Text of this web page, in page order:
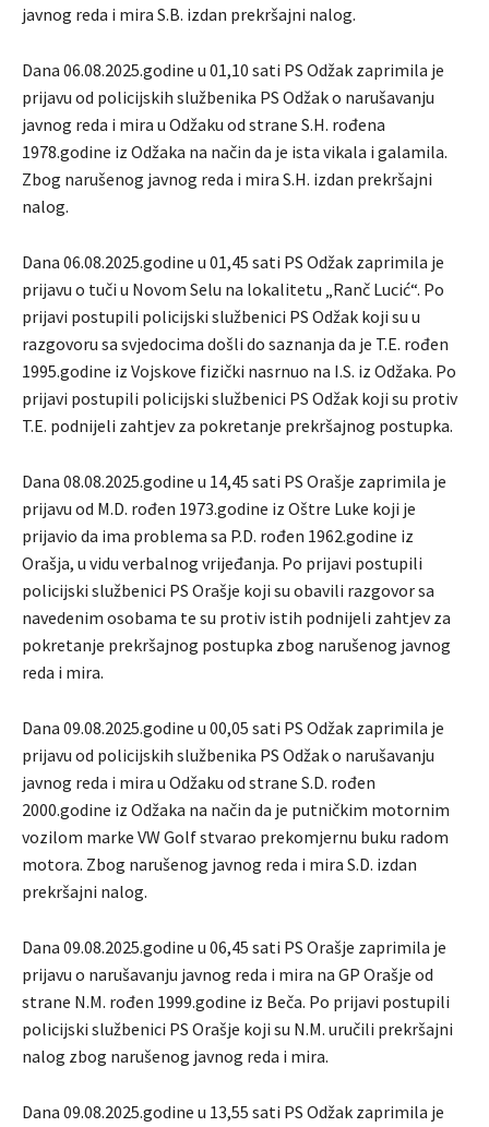
javnog reda i mira S.B. izdan prekršajni nalog.
Dana 06.08.2025.godine u 01,10 sati PS Odžak zaprimila je
prijavu od policijskih službenika PS Odžak o narušavanju
javnog reda i mira u Odžaku od strane S.H. rođena
1978.godine iz Odžaka na način da je ista vikala i galamila.
Zbog narušenog javnog reda i mira S.H. izdan prekršajni
nalog.
Dana 06.08.2025.godine u 01,45 sati PS Odžak zaprimila je
prijavu o tuči u Novom Selu na lokalitetu „Ranč Lucić“. Po
prijavi postupili policijski službenici PS Odžak koji su u
razgovoru sa svjedocima došli do saznanja da je T.E. rođen
1995.godine iz Vojskove fizički nasrnuo na I.S. iz Odžaka. Po
prijavi postupili policijski službenici PS Odžak koji su protiv
T.E. podnijeli zahtjev za pokretanje prekršajnog postupka.
Dana 08.08.2025.godine u 14,45 sati PS Orašje zaprimila je
prijavu od M.D. rođen 1973.godine iz Oštre Luke koji je
prijavio da ima problema sa P.D. rođen 1962.godine iz
Orašja, u vidu verbalnog vrijeđanja. Po prijavi postupili
policijski službenici PS Orašje koji su obavili razgovor sa
navedenim osobama te su protiv istih podnijeli zahtjev za
pokretanje prekršajnog postupka zbog narušenog javnog
reda i mira.
Dana 09.08.2025.godine u 00,05 sati PS Odžak zaprimila je
prijavu od policijskih službenika PS Odžak o narušavanju
javnog reda i mira u Odžaku od strane S.D. rođen
2000.godine iz Odžaka na način da je putničkim motornim
vozilom marke VW Golf stvarao prekomjernu buku radom
motora. Zbog narušenog javnog reda i mira S.D. izdan
prekršajni nalog.
Dana 09.08.2025.godine u 06,45 sati PS Orašje zaprimila je
prijavu o narušavanju javnog reda i mira na GP Orašje od
strane N.M. rođen 1999.godine iz Beča. Po prijavi postupili
policijski službenici PS Orašje koji su N.M. uručili prekršajni
nalog zbog narušenog javnog reda i mira.
Dana 09.08.2025.godine u 13,55 sati PS Odžak zaprimila je